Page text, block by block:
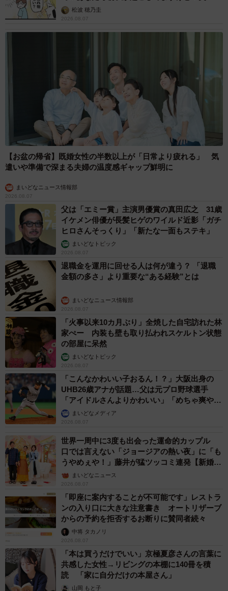
松波 穂乃圭
2026.08.07
【お盆の帰省】既婚女性の半数以上が「日常より疲れる」 気
遣いや準備で深まる夫婦の温度感ギャップ鮮明に
まいどなニュース情報部
2026.08.07
父は「エミー賞」主演男優賞の真田広之 31歳
イケメン俳優が長髪ヒゲのワイルド近影「ガチ
ヒロさんそっくり」「新たな一面もステキ」
まいどなトピック
2026.08.07
退職金を運用に回せる人は何が違う？ 「退職
金額の多さ」より重要な“ある経験”とは
まいどなニュース情報部
2026.08.07
「火事以来10カ月ぶり」全焼した自宅訪れた林
家ぺー 内装も壁も取り払われスケルトン状態
の部屋に呆然
まいどなトピック
2026.08.07
「こんなかわいい子おるん！？」大阪出身の
UHB26歳アナが話題…父は元プロ野球選手
「アイドルさんよりかわいい」「めちゃ爽や
か」まいどなメディア
2026.08.07
世界一周中に3度も出会った運命的カップル
口では言えない「ジョージアの熱い夜」に「も
うやめぇや！」藤井が猛ツッコミ連発【新婚さ
ん】まいどなニュース
2026.08.07
「即座に案内することが不可能です」レストラ
ンの入り口に大きな注意書き オートリザーブ
からの予約を拒否するお断りに賛同者続々
中将 タカノリ
2026.08.07
「本は買うだけでいい」京極夏彦さんの言葉に
共感した女性→リビングの本棚に140冊を積
読 「家に自分だけの本屋さん」
山岡 もと子